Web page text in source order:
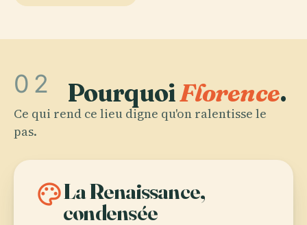
02 PourquoiFlorence.
Ce qui rend ce lieu digne qu'on ralentisse le
pas.
paletteLa Renaissance,
condensée